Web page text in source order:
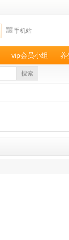
手机站
vip会员小组 养
搜索